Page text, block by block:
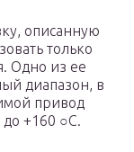
описанную
только
Одно из ее
диапазон, в
привод
+160 ○C.